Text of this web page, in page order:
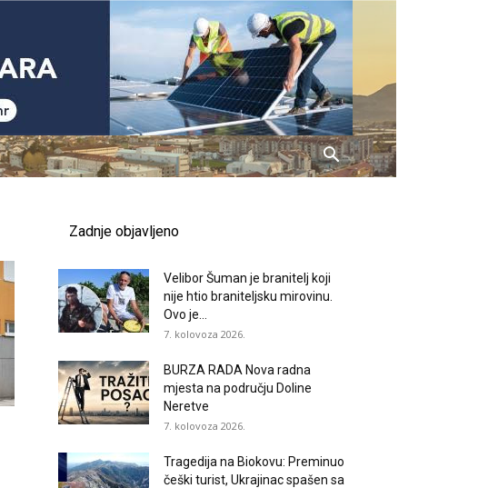
Zadnje objavljeno
Velibor Šuman je branitelj koji
nije htio braniteljsku mirovinu.
Ovo je...
7. kolovoza 2026.
BURZA RADA Nova radna
mjesta na području Doline
Neretve
7. kolovoza 2026.
Tragedija na Biokovu: Preminuo
češki turist, Ukrajinac spašen sa